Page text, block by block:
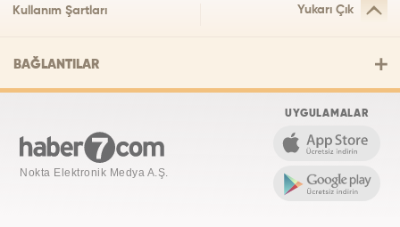
Kullanım Şartları Yukarı Çık
BAĞLANTILAR
Nokta Elektronik Medya A.Ş.
UYGULAMALAR